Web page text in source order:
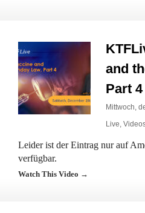
and
Part 4
Mittwoch,
Live,
Leider ist der Eintrag nur auf
verfügbar.
Watch This Video →